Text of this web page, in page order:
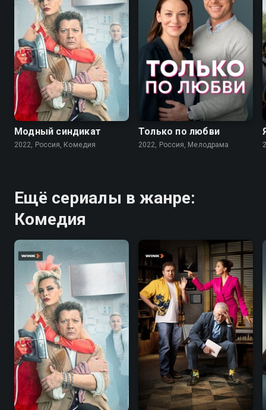
7.6
Модный синдикат
2022, Россия, Комедия
Только по любви
2022, Россия, Мелодрама
Ещё сериалы в жанре:
Комедия
7.6 7.7